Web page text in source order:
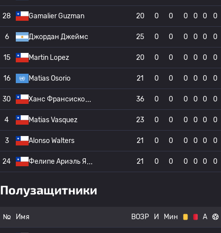
28 Gamalier Guzman 20 0 0 0 0 0 0
6 Джордан Джеймс 25 0 0 0 0 0 0
15 Martin Lopez 20 0 0 0 0 0 0
16 Matias Osorio 21 0 0 0 0 0 0
30 Ханс Франсиско 36 0 0 0 0 0 0
4 Matias Vasquez 23 0 0 0 0 0 0
3 Alonso Walters 21 0 0 0 0 0 0
24 Фелипе Ариэль Я 21 0 0 0 0 0 0
Полузащитники
№ Имя ВОЗР И Мин А